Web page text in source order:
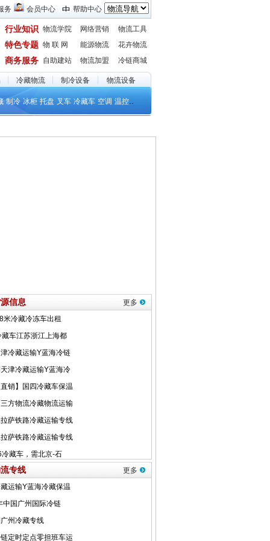
务 会员中心 帮助中心
行业知识 物流学院 网络营销 物流工具
特色专题 物 联 网 能源物流 花卉物流
商务服务 自助建站 物流加盟 冷链商城
冷藏物流 制冷设备 物流设备
制冷 冰柜 托盘 叉车 冷藏车 空调 温控
信息 更多
专线 更多